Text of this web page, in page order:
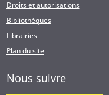
Droits et autorisations
Bibliothèques
Librairies
Plan du site
Nous suivre